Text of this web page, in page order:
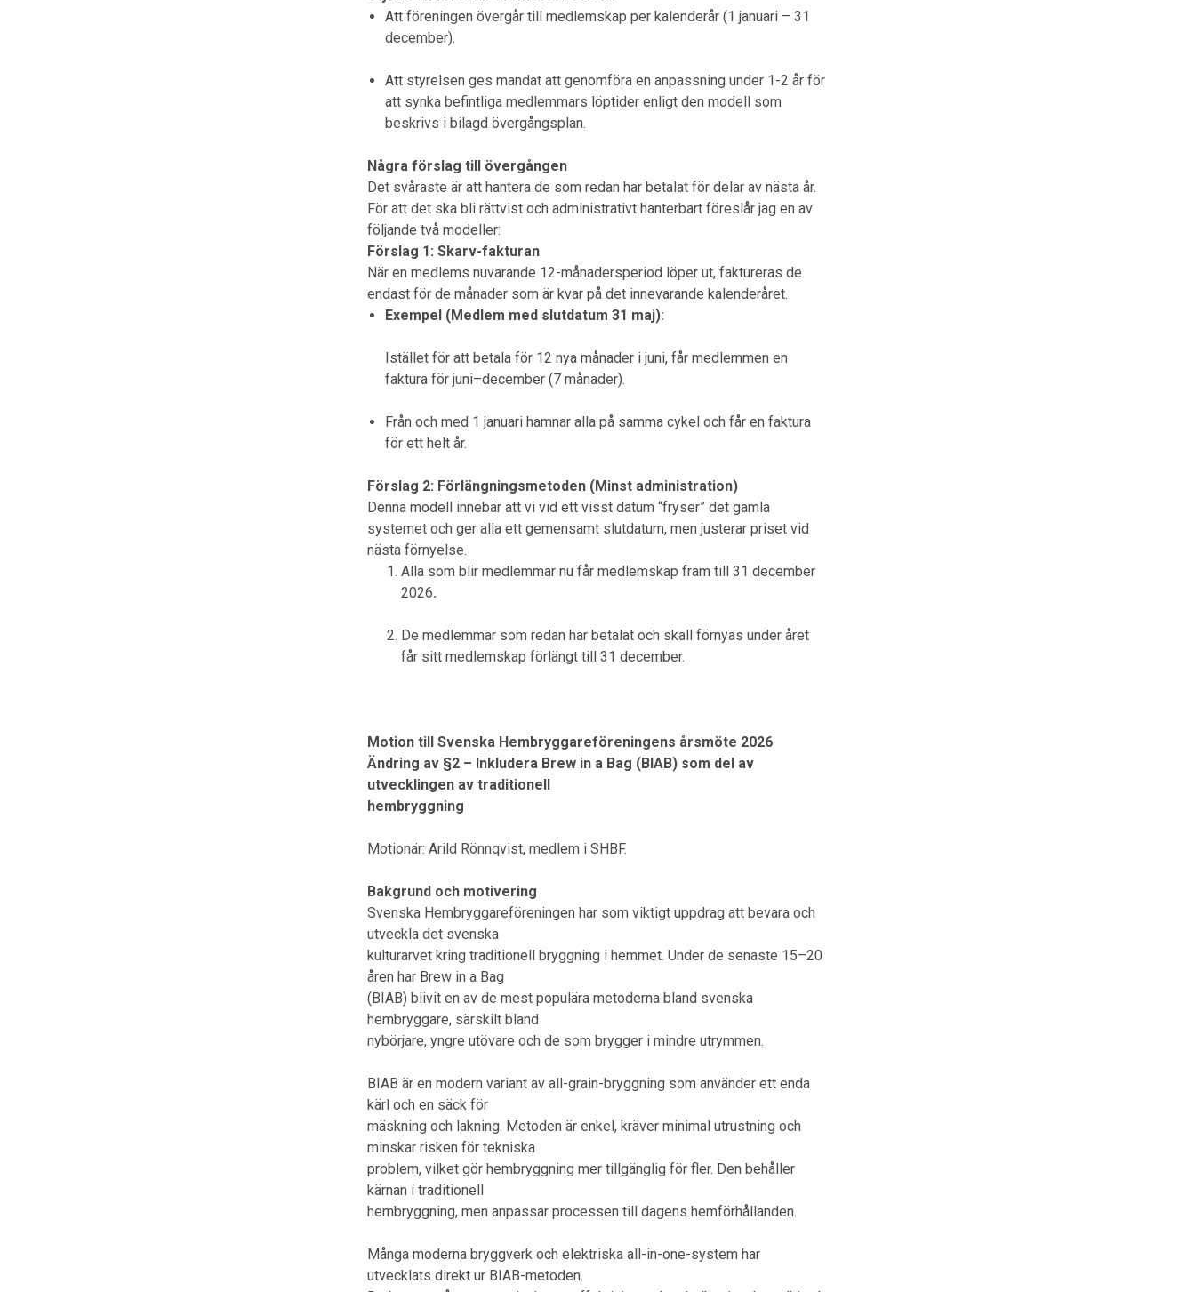
Att föreningen övergår till medlemskap per kalenderår (1 januari – 31
december).
Att styrelsen ges mandat att genomföra en anpassning under 1-2 år för
att synka befintliga medlemmars löptider enligt den modell som
beskrivs i bilagd övergångsplan.
Några förslag till övergången
Det svåraste är att hantera de som redan har betalat för delar av nästa år.
För att det ska bli rättvist och administrativt hanterbart föreslår jag en av
följande två modeller:
Förslag 1: Skarv-fakturan
När en medlems nuvarande 12-månadersperiod löper ut, faktureras de
endast för de månader som är kvar på det innevarande kalenderåret.
Exempel (Medlem med slutdatum 31 maj):
Istället för att betala för 12 nya månader i juni, får medlemmen en
faktura för juni–december (7 månader).
Från och med 1 januari hamnar alla på samma cykel och får en faktura
för ett helt år.
Förslag 2: Förlängningsmetoden (Minst administration)
Denna modell innebär att vi vid ett visst datum “fryser” det gamla
systemet och ger alla ett gemensamt slutdatum, men justerar priset vid
nästa förnyelse.
Alla som blir medlemmar nu får medlemskap fram till 31 december
2026.
De medlemmar som redan har betalat och skall förnyas under året
får sitt medlemskap förlängt till 31 december.
Motion till Svenska Hembryggareföreningens årsmöte 2026
Ändring av §2 – Inkludera Brew in a Bag (BIAB) som del av
utvecklingen av traditionell
hembryggning
Motionär: Arild Rönnqvist, medlem i SHBF.
Bakgrund och motivering
Svenska Hembryggareföreningen har som viktigt uppdrag att bevara och
utveckla det svenska
kulturarvet kring traditionell bryggning i hemmet. Under de senaste 15–20
åren har Brew in a Bag
(BIAB) blivit en av de mest populära metoderna bland svenska
hembryggare, särskilt bland
nybörjare, yngre utövare och de som brygger i mindre utrymmen.
BIAB är en modern variant av all-grain-bryggning som använder ett enda
kärl och en säck för
mäskning och lakning. Metoden är enkel, kräver minimal utrustning och
minskar risken för tekniska
problem, vilket gör hembryggning mer tillgänglig för fler. Den behåller
kärnan i traditionell
hembryggning, men anpassar processen till dagens hemförhållanden.
Många moderna bryggverk och elektriska all-in-one-system har
utvecklats direkt ur BIAB-metoden.